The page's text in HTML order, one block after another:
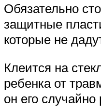
Обязательно
защитные
которые не
Клеится на
ребенка от
он его случайно